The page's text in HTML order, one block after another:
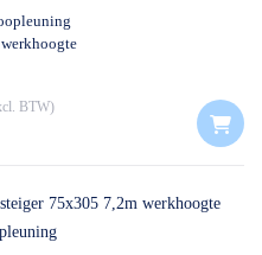
BTW
75x305 7,2m werkhoogte